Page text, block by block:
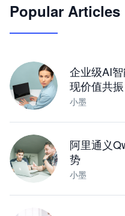
JimoClaw 桌面 AI
Popular Articles
企业级AI
现价值共振
小墨
阿里通义
势
小墨